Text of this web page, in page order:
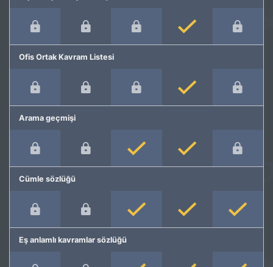
Ofis Ortak Kavram Listesi
Arama geçmişi
Cümle sözlüğü
Eş anlamlı kavramlar sözlüğü